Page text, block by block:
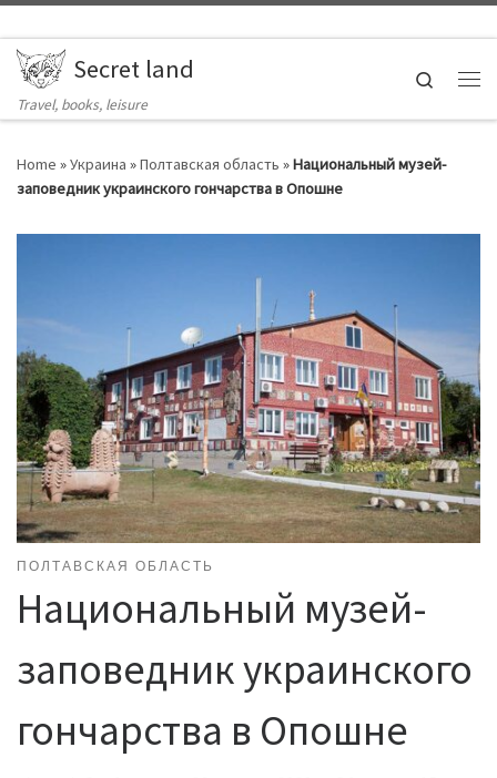
Secret land
Travel, books, leisure
Search
Home »Украина »Полтавская область »Национальный музей-
заповедник украинского гончарства в Опошне
ПОЛТАВСКАЯ ОБЛАСТЬ
Национальный музей-
заповедник украинского
гончарства в Опошне